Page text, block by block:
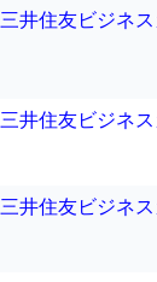
三井住友ビジネ
三井住友ビジネ
三井住友ビジネ